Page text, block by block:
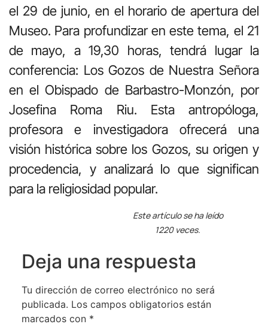
el 29 de junio, en el horario de apertura del
Museo. Para profundizar en este tema, el 21
de mayo, a 19,30 horas, tendrá lugar la
conferencia: Los Gozos de Nuestra Señora
en el Obispado de Barbastro-Monzón, por
Josefina Roma Riu. Esta antropóloga,
profesora e investigadora ofrecerá una
visión histórica sobre los Gozos, su origen y
procedencia, y analizará lo que significan
para la religiosidad popular.
Este artículo se ha leído
1220 veces.
Deja una respuesta
Tu dirección de correo electrónico no será
publicada. Los campos obligatorios están
marcados con *